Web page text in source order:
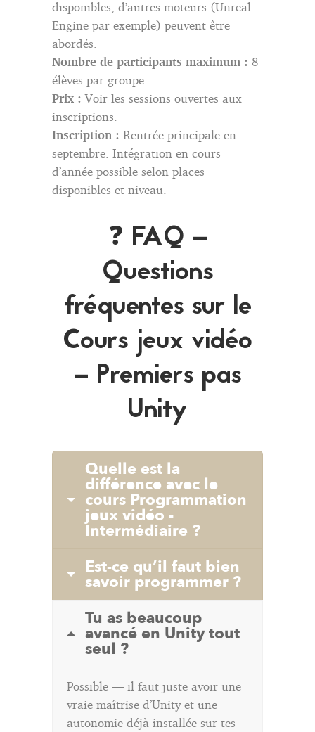
disponibles, d’autres moteurs (Unreal
Engine par exemple) peuvent être
abordés.
Nombre de participants maximum : 8
élèves par groupe.
Prix : Voir les sessions ouvertes aux
inscriptions.
Inscription : Rentrée principale en
septembre. Intégration en cours
d’année possible selon places
disponibles et niveau.
❓ FAQ –
Questions
fréquentes sur le
Cours jeux vidéo
– Premiers pas
Unity
Quelle est la
différence avec le
cours Programmation
jeux vidéo -
Intermédiaire ?
Est-ce qu’il faut bien
savoir programmer ?
Tu as beaucoup
avancé en Unity tout
seul ?
Possible — il faut juste avoir une
vraie maîtrise d’Unity et une
autonomie déjà installée sur tes